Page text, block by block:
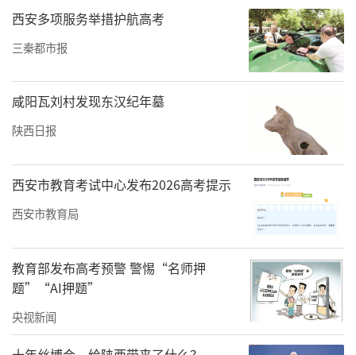
西安多项服务举措护航高考
三秦都市报
咸阳瓦刘村发现东汉纪年墓
陕西日报
西安市教育考试中心发布2026高考提示
西安市教育局
教育部发布高考预警 警惕“名师押
题”“AI押题”
央视新闻